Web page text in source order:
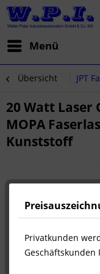
Menü
Übersicht JPT
20 Watt Laser
MOPA
Kunststoff
Privatkunden
Geschäftskunden